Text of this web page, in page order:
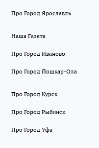
Про Город Ярославль
Наша Газета
Про Город Иваново
Про Город Йошкар-Ола
Про Город Курск
Про Город Рыбинск
Про Город Уфа